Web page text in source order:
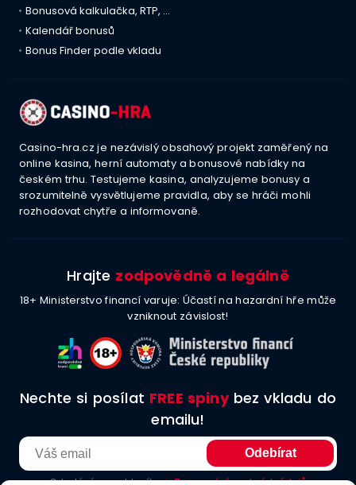
Bonusová kalkulačka, RTP, …
Kalendář bonusů
Bonus Finder podle vkladu
Casino-hra.cz je nezávislý obsahový projekt zaměřený na
online kasina, herní automaty a bonusové nabídky na
českém trhu. Testujeme kasina, analyzujeme bonusy a
srozumitelně vysvětlujeme pravidla, aby se hráči mohli
rozhodovat chytře a informovaně.
Hrajte zodpovědně a legálně
18+ Ministerstvo financí varuje: Účastí na hazardní hře může
vzniknout závislost!
Nechte si posílat FREE spinybez vkladu do
emailu!